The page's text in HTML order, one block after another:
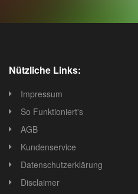
Nützliche Links:
Impressum
So Funktioniert's
AGB
Kundenservice
Datenschutzerklärung
Disclaimer